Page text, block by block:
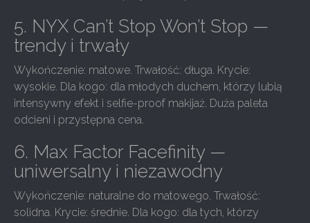
5. NYX Can’t Stop Won’t Stop —
trendy i trwały
Wykończenie: matowe. Trwałość: długa. Krycie:
wysokie. Dla kogo: dla młodych duchem, którzy lubią
intensywny efekt i selfie-proof makijaż. Duża paleta
odcieni i przystępna cena.
6. Max Factor Facefinity —
uniwersalny i niezawodny
Wykończenie: naturalne do matowego. Trwałość:
solidna. Krycie: średnie. Dla kogo: dla tych, którzy